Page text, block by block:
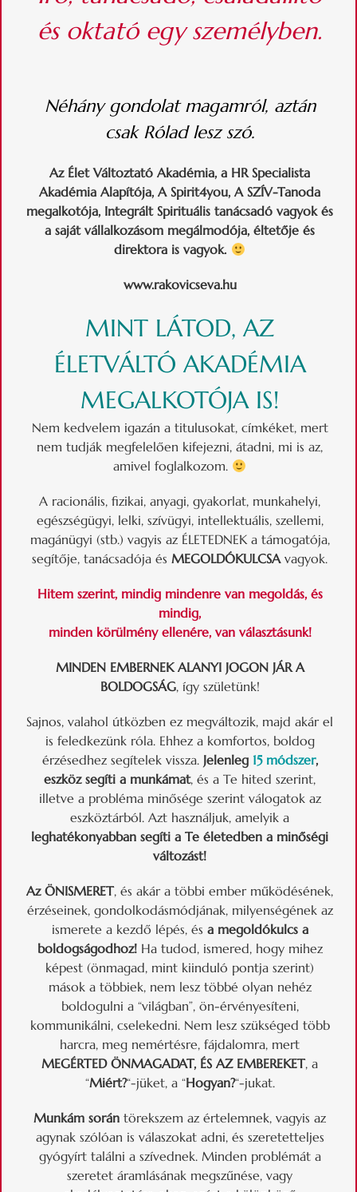
és oktató egy személyben.
Néhány gondolat magamról, aztán
csak Rólad lesz szó.
Az Élet Változtató Akadémia, a HR Specialista
Akadémia Alapítója, A Spirit4you, A SZÍV-Tanoda
megalkotója, Integrált Spirituális tanácsadó vagyok és
a saját vállalkozásom megálmodója, éltetője és
direktora is vagyok.
www.rakovicseva.hu
MINT LÁTOD, AZ
ÉLETVÁLTÓ AKADÉMIA
MEGALKOTÓJA IS!
Nem kedvelem igazán a titulusokat, címkéket, mert
nem tudják megfelelően kifejezni, átadni, mi is az,
amivel foglalkozom.
A racionális, fizikai, anyagi, gyakorlat, munkahelyi,
egészségügyi, lelki, szívügyi, intellektuális, szellemi,
magánügyi (stb.) vagyis az ÉLETEDNEK a támogatója,
segítője, tanácsadója és MEGOLDÓKULCSA vagyok.
Hitem szerint, mindig mindenre van megoldás, és
mindig,
minden körülmény ellenére, van választásunk!
MINDEN EMBERNEK ALANYI JOGON JÁR A
BOLDOGSÁG, így születünk!
Sajnos, valahol útközben ez megváltozik, majd akár el
is feledkezünk róla. Ehhez a komfortos, boldog
érzésedhez segítelek vissza. Jelenleg 15 módszer,
eszköz segíti a munkámat, és a Te hited szerint,
illetve a probléma minősége szerint válogatok az
eszköztárból. Azt használjuk, amelyik a
leghatékonyabban segíti a Te életedben a minőségi
változást!
Az ÖNISMERET, és akár a többi ember működésének,
érzéseinek, gondolkodásmódjának, milyenségének az
ismerete a kezdő lépés, és a megoldókulcs a
boldogságodhoz! Ha tudod, ismered, hogy mihez
képest (önmagad, mint kiinduló pontja szerint)
mások a többiek, nem lesz többé olyan nehéz
boldogulni a “világban”, ön-érvényesíteni,
kommunikálni, cselekedni. Nem lesz szükséged több
harcra, meg nemértésre, fájdalomra, mert
MEGÉRTED ÖNMAGADAT, ÉS AZ EMBEREKET, a
“Miért?“-jüket, a “Hogyan?“-jukat.
Munkám során törekszem az értelemnek, vagyis az
agynak szólóan is válaszokat adni, és szeretetteljes
gyógyírt találni a szívednek. Minden problémát a
szeretet áramlásának megszűnése, vagy